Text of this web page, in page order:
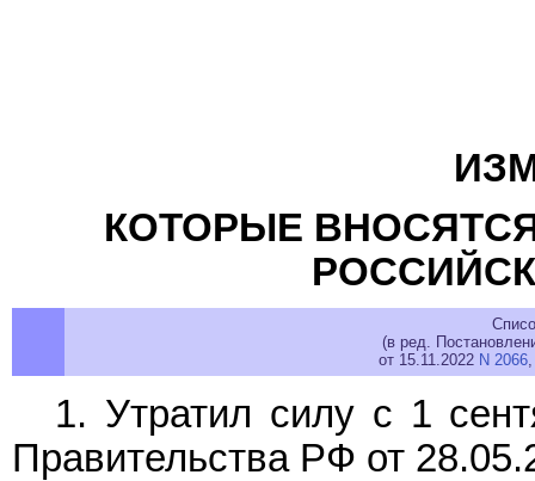
КОТОРЫЕ
(в ред.
от 15.11.2022 N 2066,
1. Утратил силу с 1
Правительства РФ от